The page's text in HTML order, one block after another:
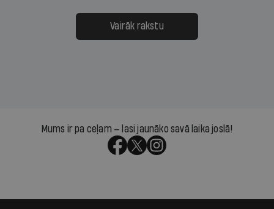
Vairāk rakstu
Mums ir pa ceļam — lasi jaunāko savā laika joslā!